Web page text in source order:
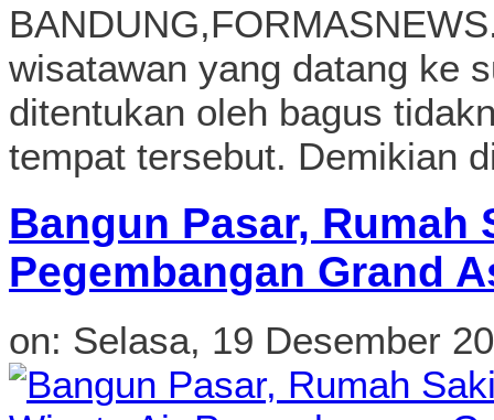
wisatawan yang datang ke
ditentukan oleh bagus
tempat tersebut. Demikian
Bangun Pasar, Rumah
Pegembangan Grand
on: Selasa, 19 Desember